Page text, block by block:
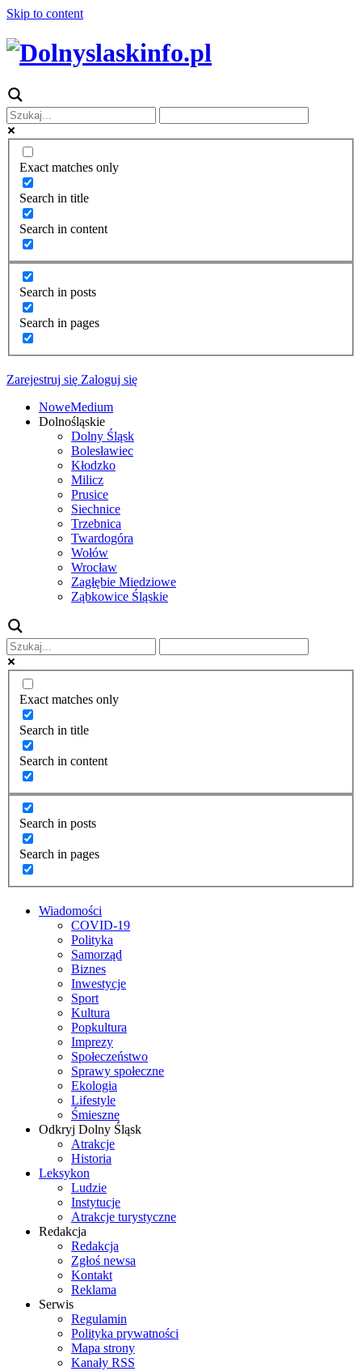
Skip to content
Exact matches only
Search in title
Search in content
Search in posts
Search in pages
Zarejestruj się Zaloguj się
NoweMedium
Dolnośląskie
Dolny Śląsk
Bolesławiec
Kłodzko
Milicz
Prusice
Siechnice
Trzebnica
Twardogóra
Wołów
Wrocław
Zagłębie Miedziowe
Ząbkowice Śląskie
Exact matches only
Search in title
Search in content
Search in posts
Search in pages
Wiadomości
COVID-19
Polityka
Samorząd
Biznes
Inwestycje
Sport
Kultura
Popkultura
Imprezy
Społeczeństwo
Sprawy społeczne
Ekologia
Lifestyle
Śmieszne
Odkryj Dolny Śląsk
Atrakcje
Historia
Leksykon
Ludzie
Instytucje
Atrakcje turystyczne
Redakcja
Redakcja
Zgłoś newsa
Kontakt
Reklama
Serwis
Regulamin
Polityka prywatności
Mapa strony
Kanały RSS